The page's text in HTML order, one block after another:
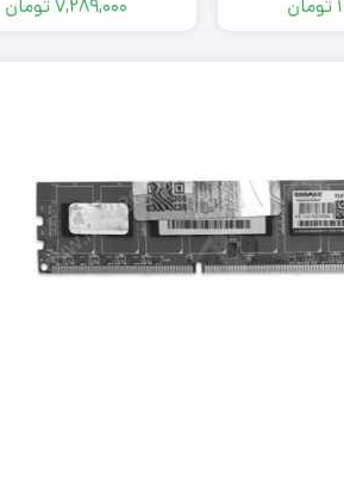
تومان 7,289,000تومان